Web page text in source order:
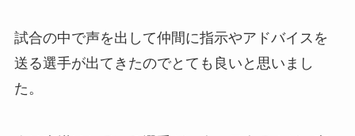
試合の中で声を出して仲間に指示やアドバイスを
送る選手が出てきたのでとても良いと思いまし
た。